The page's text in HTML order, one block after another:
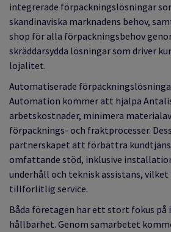
integrerade förpackningslösningar
skandinaviska marknadens behov,
shop för alla förpackningsbehov
skräddarsydda lösningar som driver
lojalitet.
Automatiserade
Automation kommer att hjälpa
arbetskostnader, minimera
förpacknings- och fraktprocesser.
partnerskapet att förbättra
omfattande stöd, inklusive
underhåll och teknisk assistans,
tillförlitlig service.
Båda företagen har ett stort fokus på
hållbarhet. Genom samarbetet